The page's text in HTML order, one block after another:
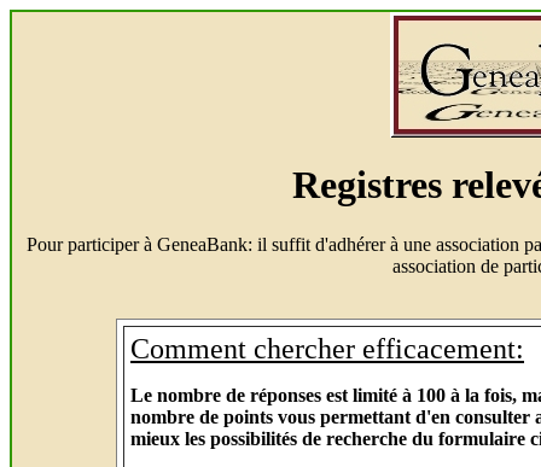
Registres
Pour participer à GeneaBank: il suffit d'adhérer à une association
association de
Comment chercher efficacement:
Le nombre de réponses est limité à 100 à la fois,
nombre de points vous permettant d'en
mieux les possibilités de recherche du formulaire